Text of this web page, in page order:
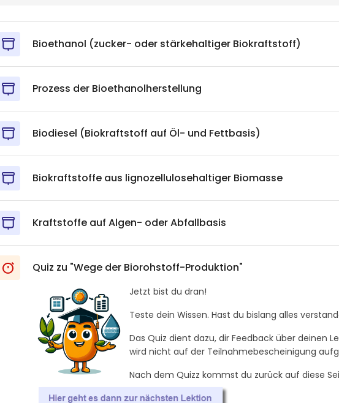
Bioethanol (zucker- oder stärkehaltiger Biokraftstoff)
Prozess der Bioethanolherstellung
Biodiesel (Biokraftstoff auf Öl- und Fettbasis)
Biokraftstoffe aus lignozellulosehaltiger Biomasse
Kraftstoffe auf Algen- oder Abfallbasis
Quiz zu "Wege der Biorohstoff-Produktion"
Jetzt bist du dran!
Teste dein Wissen. Hast du bislang alles
Das Quiz dient dazu, dir Feedback über deinen
wird nicht auf der Teilnahmebescheinigung
Nach dem Quizz kommst du zurück auf diese